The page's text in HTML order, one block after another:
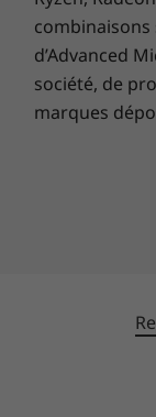
d’Advanced
société, de
marques